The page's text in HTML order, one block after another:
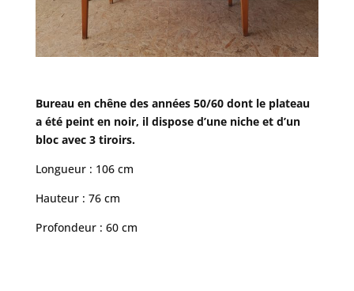
Bureau en chêne des années 50/60 dont le plateau
a été peint en noir, il dispose d’une niche et d’un
bloc avec 3 tiroirs.
Longueur : 106 cm
Hauteur : 76 cm
Profondeur : 60 cm